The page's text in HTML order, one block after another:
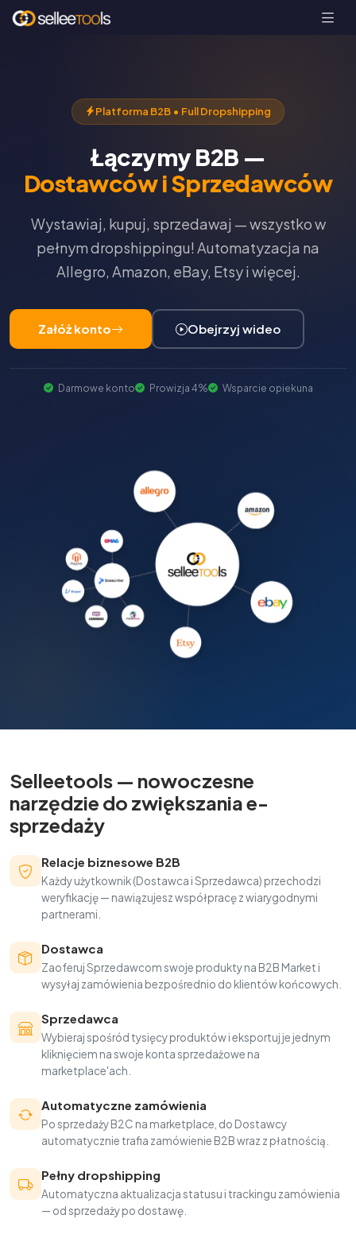
Platforma B2B • Full Dropshipping
Łączymy B2B —
Dostawców i Sprzedawców
Wystawiaj, kupuj, sprzedawaj — wszystko w
pełnym dropshippingu! Automatyzacja na
Allegro, Amazon, eBay, Etsy i więcej.
Załóż konto Obejrzyj wideo
Darmowe konto Prowizja 4% Wsparcie opiekuna
Selleetools — nowoczesne
narzędzie do zwiększania e-
sprzedaży
Relacje biznesowe B2B
Każdy użytkownik (Dostawca i Sprzedawca) przechodzi
weryfikację — nawiązujesz współpracę z wiarygodnymi
partnerami.
Dostawca
Zaoferuj Sprzedawcom swoje produkty na B2B Market i
wysyłaj zamówienia bezpośrednio do klientów końcowych.
Sprzedawca
Wybieraj spośród tysięcy produktów i eksportuj je jednym
kliknięciem na swoje konta sprzedażowe na
marketplace'ach.
Automatyczne zamówienia
Po sprzedaży B2C na marketplace, do Dostawcy
automatycznie trafia zamówienie B2B wraz z płatnością.
Pełny dropshipping
Automatyczna aktualizacja statusu i trackingu zamówienia
— od sprzedaży po dostawę.